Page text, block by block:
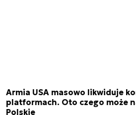
Armia USA masowo likwiduje
platformach. Oto czego może
Polskie